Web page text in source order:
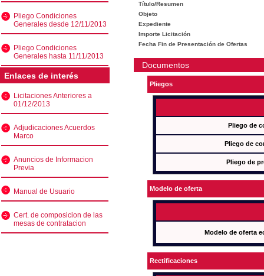
Pliego Condiciones
Generales desde 12/11/2013
Pliego Condiciones
Generales hasta 11/11/2013
Enlaces de interés
Licitaciones Anteriores a
01/12/2013
Adjudicaciones Acuerdos
Marco
Anuncios de Informacion
Previa
Manual de Usuario
Cert. de composicion de las
mesas de contratacion
Título/Resumen
Objeto
Expediente
Importe Licitación
Fecha Fin de Presentación de Ofertas
Documentos
Pliegos
Pliego de
Pliego de
Pliego de
Modelo de oferta
Modelo de oferta
Rectificaciones